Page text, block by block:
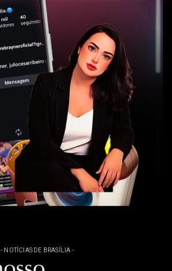
- NOTÍCIAS DE BRASÍLIA -